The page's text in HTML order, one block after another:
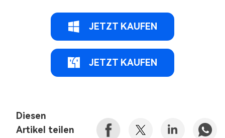
JETZT KAUFEN
JETZT KAUFEN
Diesen
Artikel teilen